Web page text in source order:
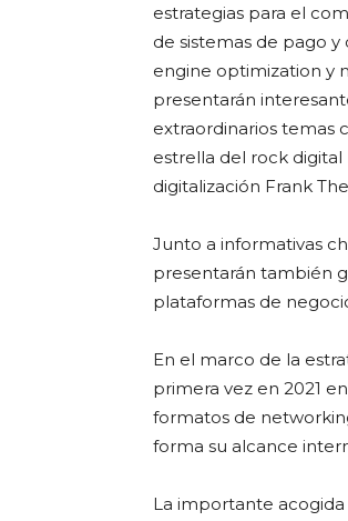
estrategias para el
de sistemas de pago y
engine optimization y
presentarán
extraordinarios temas
estrella del rock digital
digitalización Frank
Junto a informativas
presentarán también
plataformas de
En el marco de la
primera vez en 2021
formatos de
forma su alcance
La importante